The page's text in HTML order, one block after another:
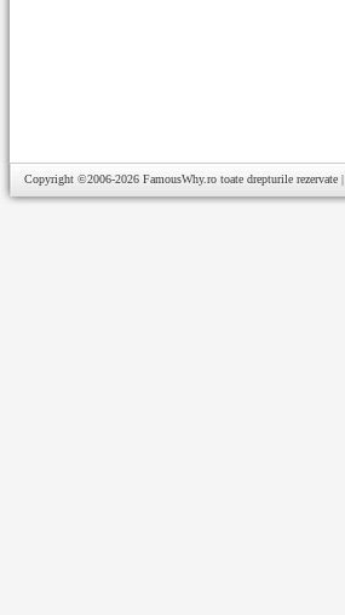
Copyright ©2006-2026 FamousWhy.ro toate drepturile rezervate |